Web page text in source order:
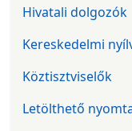
Hivatali dolgozók
Kereskedelmi
Köztisztviselők
Letölthető